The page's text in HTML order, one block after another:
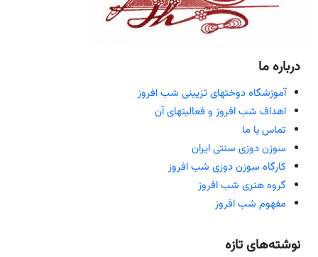
ما
آموزشگاه دوختهای تزیینی شب افروز
اهداف شب افروز و فعالیتهای آن
تماس با ما
سوزن دوزی سنتی ایران
کارگاه سوزن دوزی شب افروز
گروه هنری شب افروز
مفهوم شب افروز
تازه